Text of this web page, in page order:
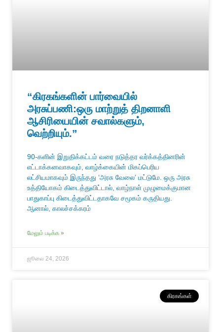
“கிரகங்களின் பார்வையில்
அரசுப்பணி:ஒரு மாற்றுத் திறனாளி
ஆசிரியையின் சவால்களும்,
வெற்றியும்.”
90-களின் இறுதிக்கட்டம் வரை நடுத்தர வர்க்கத்தினரின்
எட்டாக்கனவாகவும், வாழ்க்கையின் மிகப்பெரிய
லட்சியமாகவும் இருந்தது ‘அரசு வேலை’ மட்டுமே. ஒரு அரசு
உத்தியோகம் கிடைத்துவிட்டால், வாழ்நாள் முழுமைக்குமான
பாதுகாப்பு கிடைத்துவிட்டதாகவே சமூகம் கருதியது.
ஆனால், காலச்சக்கரம்
மேலும் படிக்க »
ஜூலை 24, 2026
கிரகங்கள்